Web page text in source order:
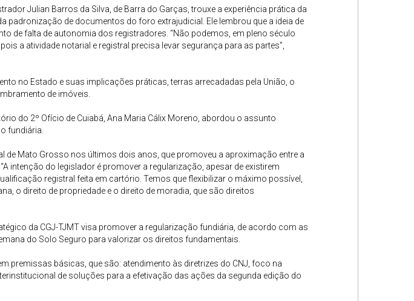
Julian Barros da Silva, de Barra do Garças, trouxe a experiência prática da
padronização de documentos do foro extrajudicial. Ele lembrou que a ideia de
de falta de autonomia dos registradores. “Não podemos, em pleno século
a atividade notarial e registral precisa levar segurança para as partes”,
no Estado e suas implicações práticas, terras arrecadadas pela União, o
de imóveis.
do 2º Ofício de Cuiabá, Ana Maria Cálix Moreno, abordou o assunto
fundiária.
de Mato Grosso nos últimos dois anos, que promoveu a aproximação entre a
intenção do legislador é promover a regularização, apesar de existirem
registral feita em cartório. Temos que flexibilizar o máximo possível,
o direito de propriedade e o direito de moradia, que são direitos
da CGJ-TJMT visa promover a regularização fundiária, de acordo com as
do Solo Seguro para valorizar os direitos fundamentais.
premissas básicas, que são: atendimento às diretrizes do CNJ, foco na
de soluções para a efetivação das ações da segunda edição do